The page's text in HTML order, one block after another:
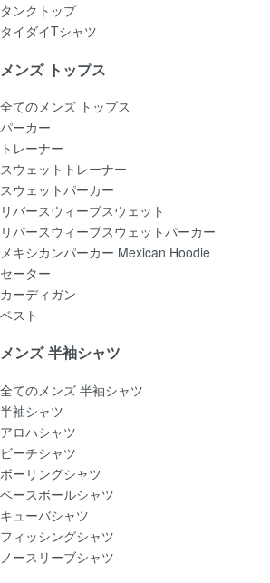
タンクトップ
タイダイTシャツ
メンズ トップス
全てのメンズ トップス
パーカー
トレーナー
スウェットトレーナー
スウェットパーカー
リバースウィーブスウェット
リバースウィーブスウェットパーカー
メキシカンパーカー Mexican Hoodie
セーター
カーディガン
ベスト
メンズ 半袖シャツ
全てのメンズ 半袖シャツ
半袖シャツ
アロハシャツ
ビーチシャツ
ボーリングシャツ
ベースボールシャツ
キューバシャツ
フィッシングシャツ
ノースリーブシャツ